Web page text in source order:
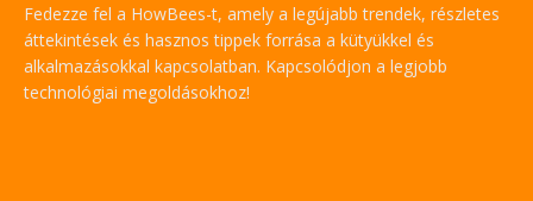
Fedezze fel a HowBees-t, amely a legújabb trendek, részletes
áttekintések és hasznos tippek forrása a kütyükkel és
alkalmazásokkal kapcsolatban. Kapcsolódjon a legjobb
technológiai megoldásokhoz!